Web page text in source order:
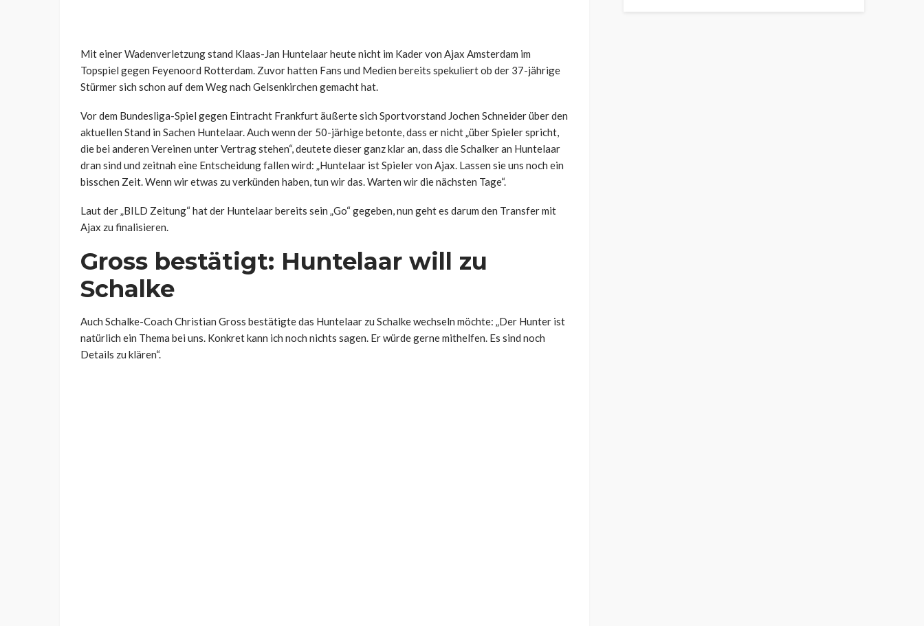
Mit einer Wadenverletzung stand Klaas-Jan Huntelaar heute nicht im Kader von Ajax Amsterdam im
Topspiel gegen Feyenoord Rotterdam. Zuvor hatten Fans und Medien bereits spekuliert ob der 37-jährige
Stürmer sich schon auf dem Weg nach Gelsenkirchen gemacht hat.
Vor dem Bundesliga-Spiel gegen Eintracht Frankfurt äußerte sich Sportvorstand Jochen Schneider über den
aktuellen Stand in Sachen Huntelaar. Auch wenn der 50-järhige betonte, dass er nicht „über Spieler spricht,
die bei anderen Vereinen unter Vertrag stehen“, deutete dieser ganz klar an, dass die Schalker an Huntelaar
dran sind und zeitnah eine Entscheidung fallen wird: „Huntelaar ist Spieler von Ajax. Lassen sie uns noch ein
bisschen Zeit. Wenn wir etwas zu verkünden haben, tun wir das. Warten wir die nächsten Tage“.
Laut der „BILD Zeitung“ hat der Huntelaar bereits sein „Go“ gegeben, nun geht es darum den Transfer mit
Ajax zu finalisieren.
Gross bestätigt: Huntelaar will zu
Schalke
Auch Schalke-Coach Christian Gross bestätigte das Huntelaar zu Schalke wechseln möchte: „Der Hunter ist
natürlich ein Thema bei uns. Konkret kann ich noch nichts sagen. Er würde gerne mithelfen. Es sind noch
Details zu klären“.